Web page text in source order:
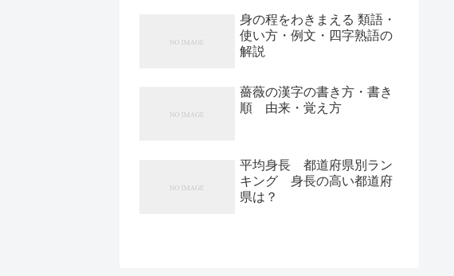
身の程をわきまえる 類語・
使い方・例文・四字熟語の
解説
薔薇の漢字の書き方・書き
順 由来・覚え方
平均身長 都道府県別ラン
キング 身長の高い都道府
県は？